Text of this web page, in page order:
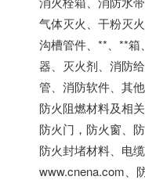
气体灭火、干粉灭
沟槽管件、**、**箱
器、灭火剂、消防
管、消防软件、其他
防火阻燃材料及相
防火门，防火窗、
防火封堵材料、电
www.cnena.com、